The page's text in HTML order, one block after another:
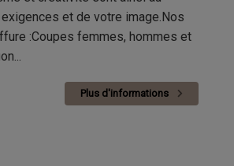
et de votre image.Nos
:Coupes femmes, hommes et
Plus d'informations